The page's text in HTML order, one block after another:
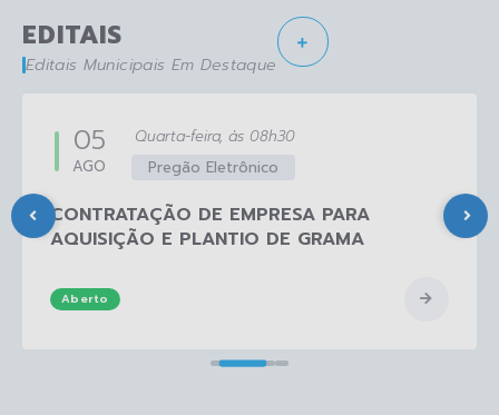
EDITAIS
Editais Municipais Em Destaque
Pregão Eletrônico
CONTRATAÇÃO DE EMPRESA PARA
AQUISIÇÃO E PLANTIO DE GRAMA
Aberto
Quarta-feira 08h30
05
AGO